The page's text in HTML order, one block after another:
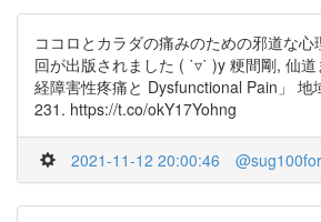
ココロとカラダの痛みのための邪道な
回が出版されました ( ˙▿˙ )y 粳間剛, 仙
経障害性疼痛と Dysfunctional Pain」 地
231. https://t.co/okY17Yohng
2021-11-12 20:00:46